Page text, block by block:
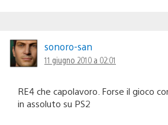
sonoro-san
11 giugno 2010 a 02:01
RE4 che capolavoro. Forse il gioco
in assoluto su PS2